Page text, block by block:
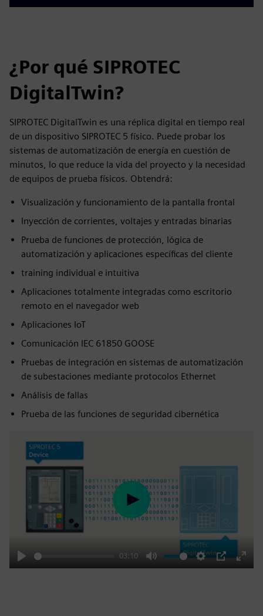
¿Por qué SIPROTEC
DigitalTwin?
SIPROTEC DigitalTwin es una réplica digital en tiempo real
de un dispositivo SIPROTEC 5 físico. Puede probar los
sistemas de automatización de energía en cuestión de
minutos, lo que reduce la vida del proyecto y la necesidad
de equipos de prueba físicos. Obtendrá:
Visualización y funcionamiento de la pantalla frontal
Inyección de corrientes, voltajes y entradas binarias
Prueba de funciones de protección, lógica de
automatización y aplicaciones específicas del cliente
training individual e intuitiva
Aplicaciones totalmente integradas como escritorio
remoto en el navegador web
Aplicaciones IoT
Comunicación IEC 61850 GOOSE
Pruebas de integración en sistemas de automatización
de subestaciones mediante protocolos Ethernet
Análisis de fallas
Prueba de las funciones de seguridad cibernética
Play
03:10
Mute Settings
PIP
Enter
Play